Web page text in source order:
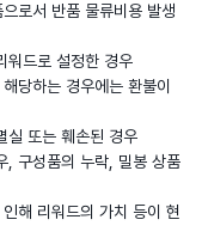
로서 반품 물류비용 발생
워드로 설정한 경우
당하는 경우에는 환불이
실 또는 훼손된 경우
, 구성품의 누락, 밀봉 상품
해 리워드의 가치 등이 현